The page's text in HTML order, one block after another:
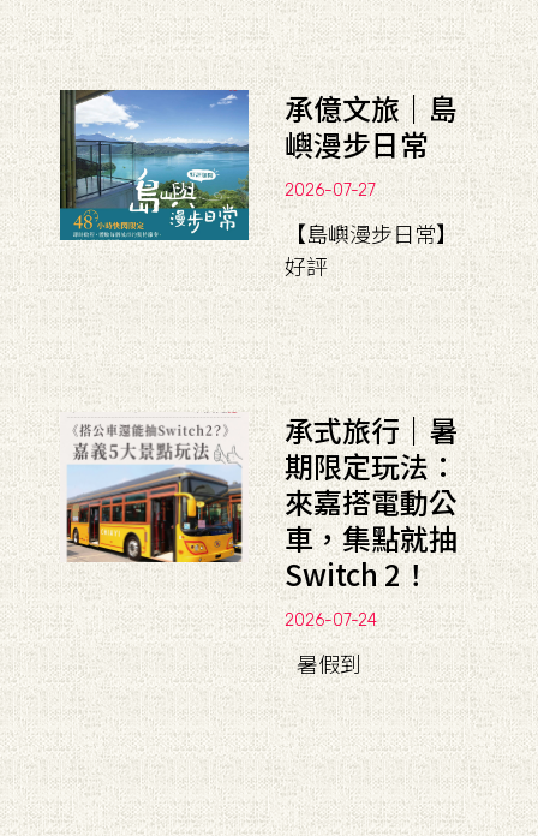
承億文旅｜島
嶼漫步日常
2026-07-27
【島嶼漫步日常】
好評
承式旅行｜暑
期限定玩法：
來嘉搭電動公
車，集點就抽
Switch 2！
2026-07-24
暑假到